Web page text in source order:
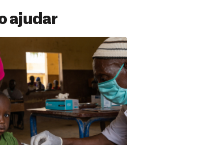
ajudar
constantes de pessoas como você